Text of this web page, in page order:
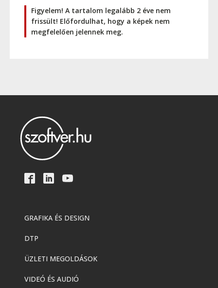
Figyelem! A tartalom legalább 2 éve nem
frissült! Előfordulhat, hogy a képek nem
megfelelően jelennek meg.
GRAFIKA ÉS DESIGN
DTP
ÜZLETI MEGOLDÁSOK
VIDEÓ ÉS AUDIÓ